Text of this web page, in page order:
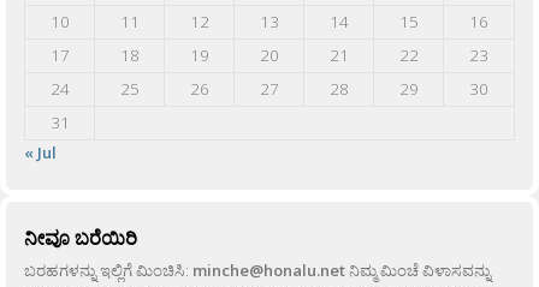
10
11 12 13 14 15
16
17
18 19 20 21 22
23
24
25 26 27 28 29
30
31
« Jul
ನೀವೂ ಬರೆಯಿರಿ
ಬರಹಗಳನ್ನು ಇಲ್ಲಿಗೆ ಮಿಂಚಿಸಿ: minche@honalu.netನಿಮ್ಮ ಮಿಂಚೆ ವಿಳಾಸವನ್ನು